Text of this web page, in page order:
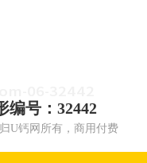
编号：32442
U钙网所有，商用付费